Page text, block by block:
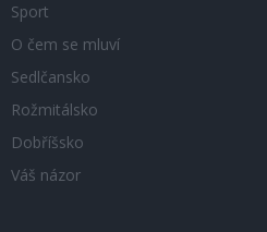
Sport
O čem se mluví
Sedlčansko
Rožmitálsko
Dobříšsko
Váš názor